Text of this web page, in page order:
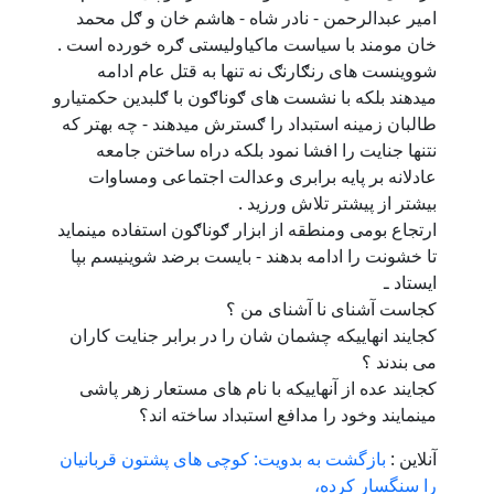
امیر عبدالرحمن - نادر شاه - هاشم خان و ګل محمد
خان مومند با سیاست ماکیاولیستی ګره خورده است .
شووینست های رنګارنګ نه تنها به قتل عام ادامه
میدهند بلکه با نشست های ګوناګون با ګلبدین حکمتیارو
طالبان زمینه استبداد را ګسترش میدهند - چه بهتر که
نتنها جنایت را افشا نمود بلکه دراه ساختن جامعه
عادلانه بر پایه برابری وعدالت اجتماعی ومساوات
بیشتر از پیشتر تلاش ورزید .
ارتجاع بومی ومنطقه از ابزار ګوناګون استفاده مینماید
تا خشونت را ادامه بدهند - بایست برضد شوینیسم بپا
ایستاد ـ
کجاست آشنای نا آشنای من ؟
کجایند انهاییکه چشمان شان را در برابر جنایت کاران
می بندند ؟
کجایند عده از آنهاییکه با نام های مستعار زهر پاشی
مینمایند وخود را مدافع استبداد ساخته اند؟
آنلاین : بازگشت به بدویت: کوچی های پشتون قربانیان
را سنگسار کرده،